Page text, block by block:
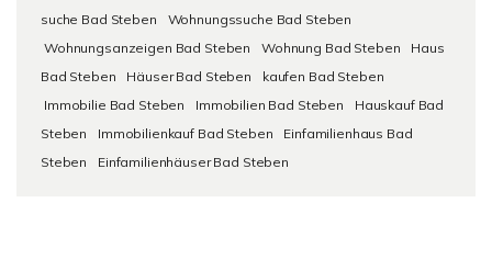
suche Bad Steben
Wohnungssuche Bad Steben
Wohnungsanzeigen Bad Steben
Wohnung Bad Steben
Haus
Bad Steben
Häuser Bad Steben
kaufen Bad Steben
Immobilie Bad Steben
Immobilien Bad Steben
Hauskauf Bad
Steben
Immobilienkauf Bad Steben
Einfamilienhaus Bad
Steben
Einfamilienhäuser Bad Steben